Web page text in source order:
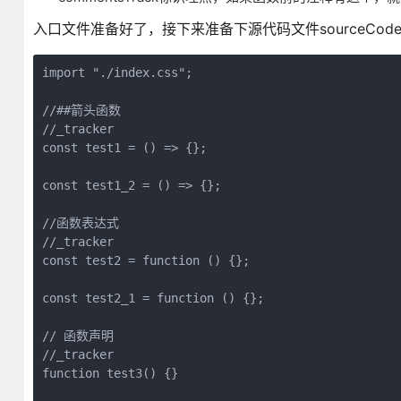
入口文件准备好了，接下来准备下源代码文件
import "./index.css";
//##箭头函数
//_tracker
const test1 = () => {};
const test1_2 = () => {};
//函数表达式
//_tracker
const test2 = function () {};
const test2_1 = function () {};
// 函数声明
//_tracker
function test3() {}